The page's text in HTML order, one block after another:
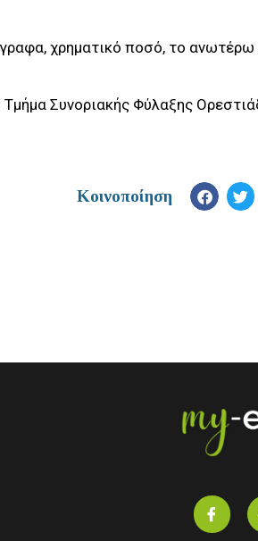
χρηματικό ποσό, το ανωτέρω
Συνοριακής Φύλαξης
Κοινοποίηση